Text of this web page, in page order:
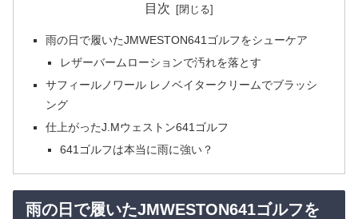
目次
雨の日で履いたJMWESTON641ゴルフをシューケア
レザーバームローションで汚れを落とす
サフィールノワール レノベイタークリームでブラッシ
ング
仕上がったJ.Mウェストン641ゴルフ
641ゴルフは本当に雨に強い？
雨の日で履いたJMWESTON641ゴルフを